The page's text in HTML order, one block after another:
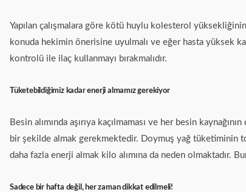
Yapılan çalışmalara göre kötü huylu kolesterol
konuda hekimin önerisine uyulmalı ve eğer hasta yüksek
kontrolü ile ilaç kullanmayı bırakmalıdır.
Tüketebildiğimiz kadar enerji almamız gerekiyor
Besin alımında aşırıya kaçılmaması ve her besin
bir şekilde almak gerekmektedir. Doymuş yağ tüketiminin
daha fazla enerji almak kilo alımına da neden olmaktadır.
Sadece bir hafta değil, her zaman dikkat edilmeli!